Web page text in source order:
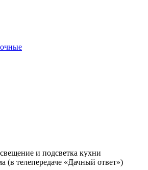
и подсветка кухни
(в телепередаче «Дачный ответ»)